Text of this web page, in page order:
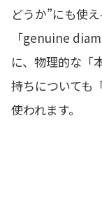
どうか”にも使
「genuine
に、物理的な「
持ちについても
使われます。